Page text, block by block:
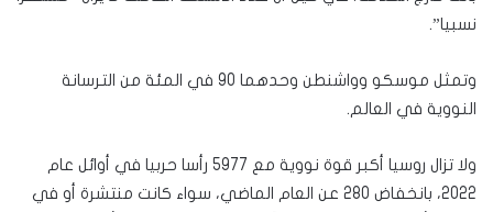
نسبيا”.
وتمثل موسكو وواشنطن وحدهما 90 في المئة من الترسانة
النووية في العالم.
ولا تزال روسيا أكبر قوة نووية مع 5977 رأسا حربيا في أوائل عام
2022، بانخفاض 280 عن العام الماضي، سواء كانت منتشرة أو في